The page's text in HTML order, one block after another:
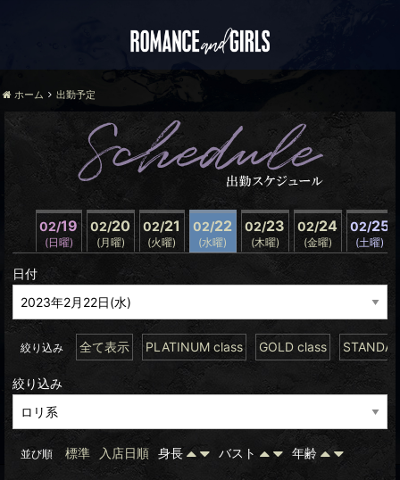
ホーム 出勤予定
02/19
(日曜)
02/20
(月曜)
02/21
(火曜)
02/22
(水曜)
02/23
(木曜)
02/24
(金曜)
02/25
(土曜)
日付
絞り込み 全て表示 PLATINUM class GOLD class
絞り込み
並び順 標準 入店日順 身長 バスト 年齢